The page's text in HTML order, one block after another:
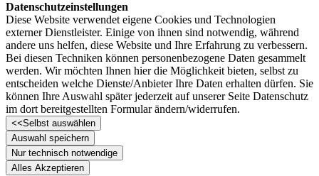
Datenschutzeinstellungen
Diese Website verwendet eigene Cookies und Technologien
externer Dienstleister. Einige von ihnen sind notwendig, während
andere uns helfen, diese Website und Ihre Erfahrung zu verbessern.
Bei diesen Techniken können personenbezogene Daten gesammelt
werden. Wir möchten Ihnen hier die Möglichkeit bieten, selbst zu
entscheiden welche Dienste/­­­Anbieter Ihre Daten erhalten dürfen. Sie
können Ihre Auswahl später jederzeit auf unserer Seite Datenschutz
im dort bereitgestellten Formular ändern/­­­widerrufen.
<<Selbst auswählen
Auswahl speichern
Nur technisch notwendige
Alles Akzeptieren